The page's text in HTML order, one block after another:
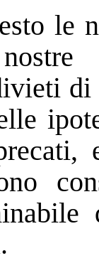
le
di